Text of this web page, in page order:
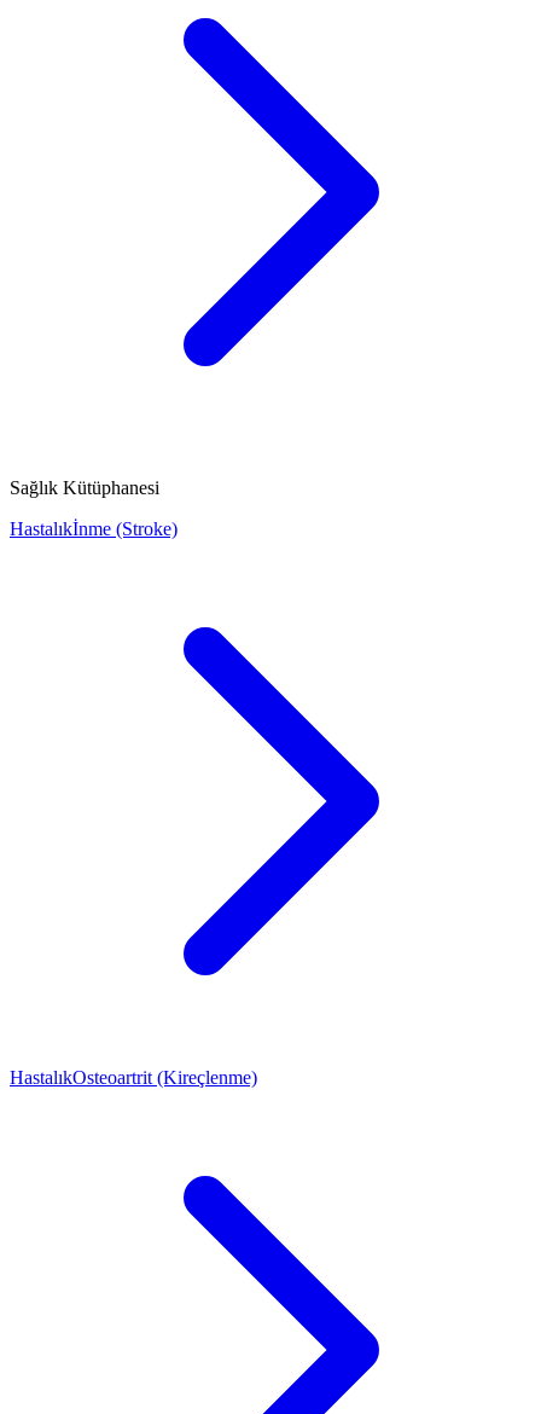
Sağlık Kütüphanesi
Hastalıkİnme (Stroke)
HastalıkOsteoartrit (Kireçlenme)